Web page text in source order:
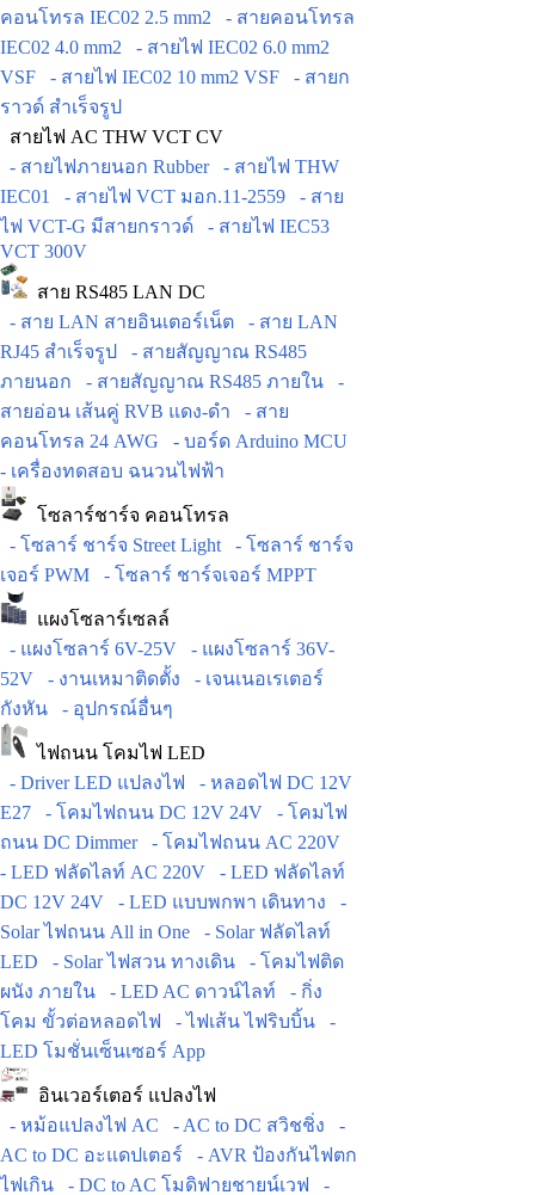
คอนโทรล IEC02 2.5 mm2
- สายคอนโทรล
IEC02 4.0 mm2
- สายไฟ IEC02 6.0 mm2
VSF
- สายไฟ IEC02 10 mm2 VSF
- สายก
ราวด์ สำเร็จรูป
สายไฟ AC THW VCT CV
- สายไฟภายนอก Rubber
- สายไฟ THW
IEC01
- สายไฟ VCT มอก.11-2559
- สาย
ไฟ VCT-G มีสายกราวด์
- สายไฟ IEC53
VCT 300V
สาย RS485 LAN DC
- สาย LAN สายอินเตอร์เน็ต
- สาย LAN
RJ45 สำเร็จรูป
- สายสัญญาณ RS485
ภายนอก
- สายสัญญาณ RS485 ภายใน
-
สายอ่อน เส้นคู่ RVB แดง-ดำ
- สาย
คอนโทรล 24 AWG
- บอร์ด Arduino MCU
- เครื่องทดสอบ ฉนวนไฟฟ้า
โซลาร์ชาร์จ คอนโทรล
- โซลาร์ ชาร์จ Street Light
- โซลาร์ ชาร์จ
เจอร์ PWM
- โซลาร์ ชาร์จเจอร์ MPPT
แผงโซลาร์เซลล์
- แผงโซลาร์ 6V-25V
- แผงโซลาร์ 36V-
52V
- งานเหมาติดตั้ง
- เจนเนอเรเตอร์
กังหัน
- อุปกรณ์อื่นๆ
ไฟถนน โคมไฟ LED
- Driver LED แปลงไฟ
- หลอดไฟ DC 12V
E27
- โคมไฟถนน DC 12V 24V
- โคมไฟ
ถนน DC Dimmer
- โคมไฟถนน AC 220V
- LED ฟลัดไลท์ AC 220V
- LED ฟลัดไลท์
DC 12V 24V
- LED แบบพกพา เดินทาง
-
Solar ไฟถนน All in One
- Solar ฟลัดไลท์
LED
- Solar ไฟสวน ทางเดิน
- โคมไฟติด
ผนัง ภายใน
- LED AC ดาวน์ไลท์
- กิ่ง
โคม ขั้วต่อหลอดไฟ
- ไฟเส้น ไฟริบบิ้น
-
LED โมชั่นเซ็นเซอร์ App
อินเวอร์เตอร์ แปลงไฟ
- หม้อแปลงไฟ AC
- AC to DC สวิชชิ่ง
-
AC to DC อะแดปเตอร์
- AVR ป้องกันไฟตก
ไฟเกิน
- DC to AC โมดิฟายชายน์เวฟ -